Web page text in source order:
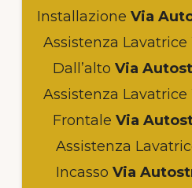
Installazione Via
Assistenza
Dall’alto Via
Assistenza
Frontale Via
Assistenza
Incasso Via